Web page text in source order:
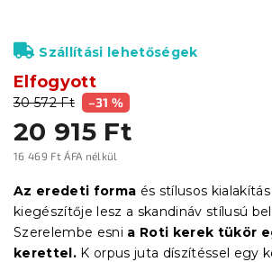
30 572 Ft –31 %
20 915 Ft
16 469 Ft ÁFA nélkül
Elfogyott
Szállítási lehetőségek
Az eredeti forma és stílusos
kiegészítője lesz a skandináv stílusú
Szerelembe esni a Roti kerek tükör
kerettel. K orpus juta díszítéssel egy